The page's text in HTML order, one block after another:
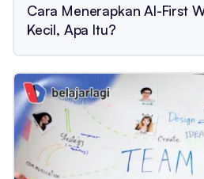
Cara Menerapkan AI-First
Kecil, Apa Itu?